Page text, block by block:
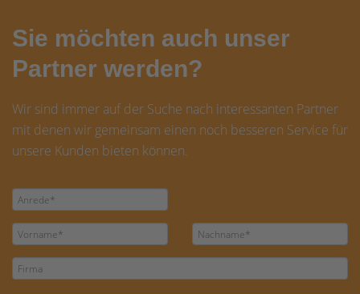
Sie möchten auch unser
Partner werden?
Wir sind immer auf der Suche nach interessanten Partner
mit denen wir gemeinsam einen noch besseren Service für
unsere Kunden bieten können.